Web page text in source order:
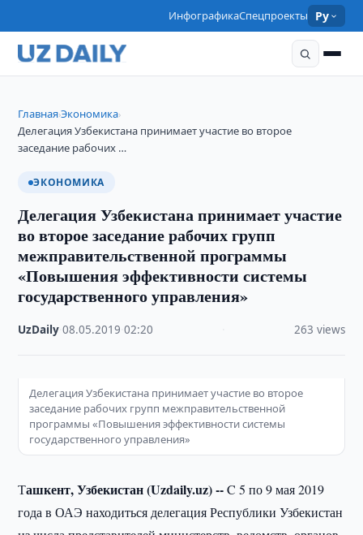
ИнфографикаСпецпроекты Ру
Главная›Экономика›
Делегация Узбекистана принимает участие во второе
заседание рабочих …
ЭКОНОМИКА
Делегация Узбекистана принимает участие
во второе заседание рабочих групп
межправительственной программы
«Повышения эффективности системы
государственного управления»
UzDaily ·08.05.2019 ·02:20 263 views
Делегация Узбекистана принимает участие во второе
заседание рабочих групп межправительственной
программы «Повышения эффективности системы
государственного управления»
Ташкент, Узбекистан (Uzdaily.uz) --C 5 по 9 мая 2019
года в ОАЭ находиться делегация Республики Узбекистан